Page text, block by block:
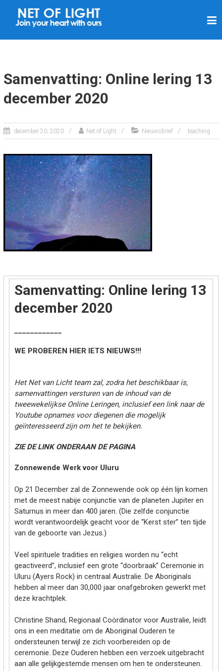
N
A
L
C
T
Samenvatting: Online lering 13
december 2020
december 20, 2020 Net of Light Nieuwsbrief teaching
Samenvatting: Online lering 13
december 2020
WE PROBEREN HIER IETS NIEUWS!!!
Het Net van Licht team zal, zodra het beschikbaar is,
samenvattingen versturen van de inhoud van de
tweewekelijkse Online Leringen, inclusief een link naar de
Youtube opnames voor diegenen die mogelijk
geïnteresseerd zijn om het te bekijken.
ZIE DE LINK ONDERAAN DE PAGINA
Zonnewende Werk voor Uluru
Op 21 December zal de Zonnewende ook op één lijn komen
met de meest nabije conjunctie van de planeten Jupiter en
Saturnus in meer dan 400 jaren. (Die zelfde conjunctie
wordt verantwoordelijk geacht voor de “Kerst ster” ten tijde
van de geboorte van Jezus.)
Veel spirituele tradities en religies worden nu “echt
geactiveerd”, inclusief een grote “doorbraak” Ceremonie in
Uluru (Ayers Rock) in centraal Australie. De Aboriginals
hebben al meer dan 30,000 jaar onafgebroken gewerkt met
deze krachtplek.
Christine Shand, Regionaal Coördinator voor Australie, leidt
ons in een meditatie om de Aboriginal Ouderen te
ondersteunen terwijl ze zich voorbereiden op de
ceremonie. Deze Ouderen hebben een verzoek uitgebracht
aan alle gelijkgestemde mensen om hen te ondersteunen.